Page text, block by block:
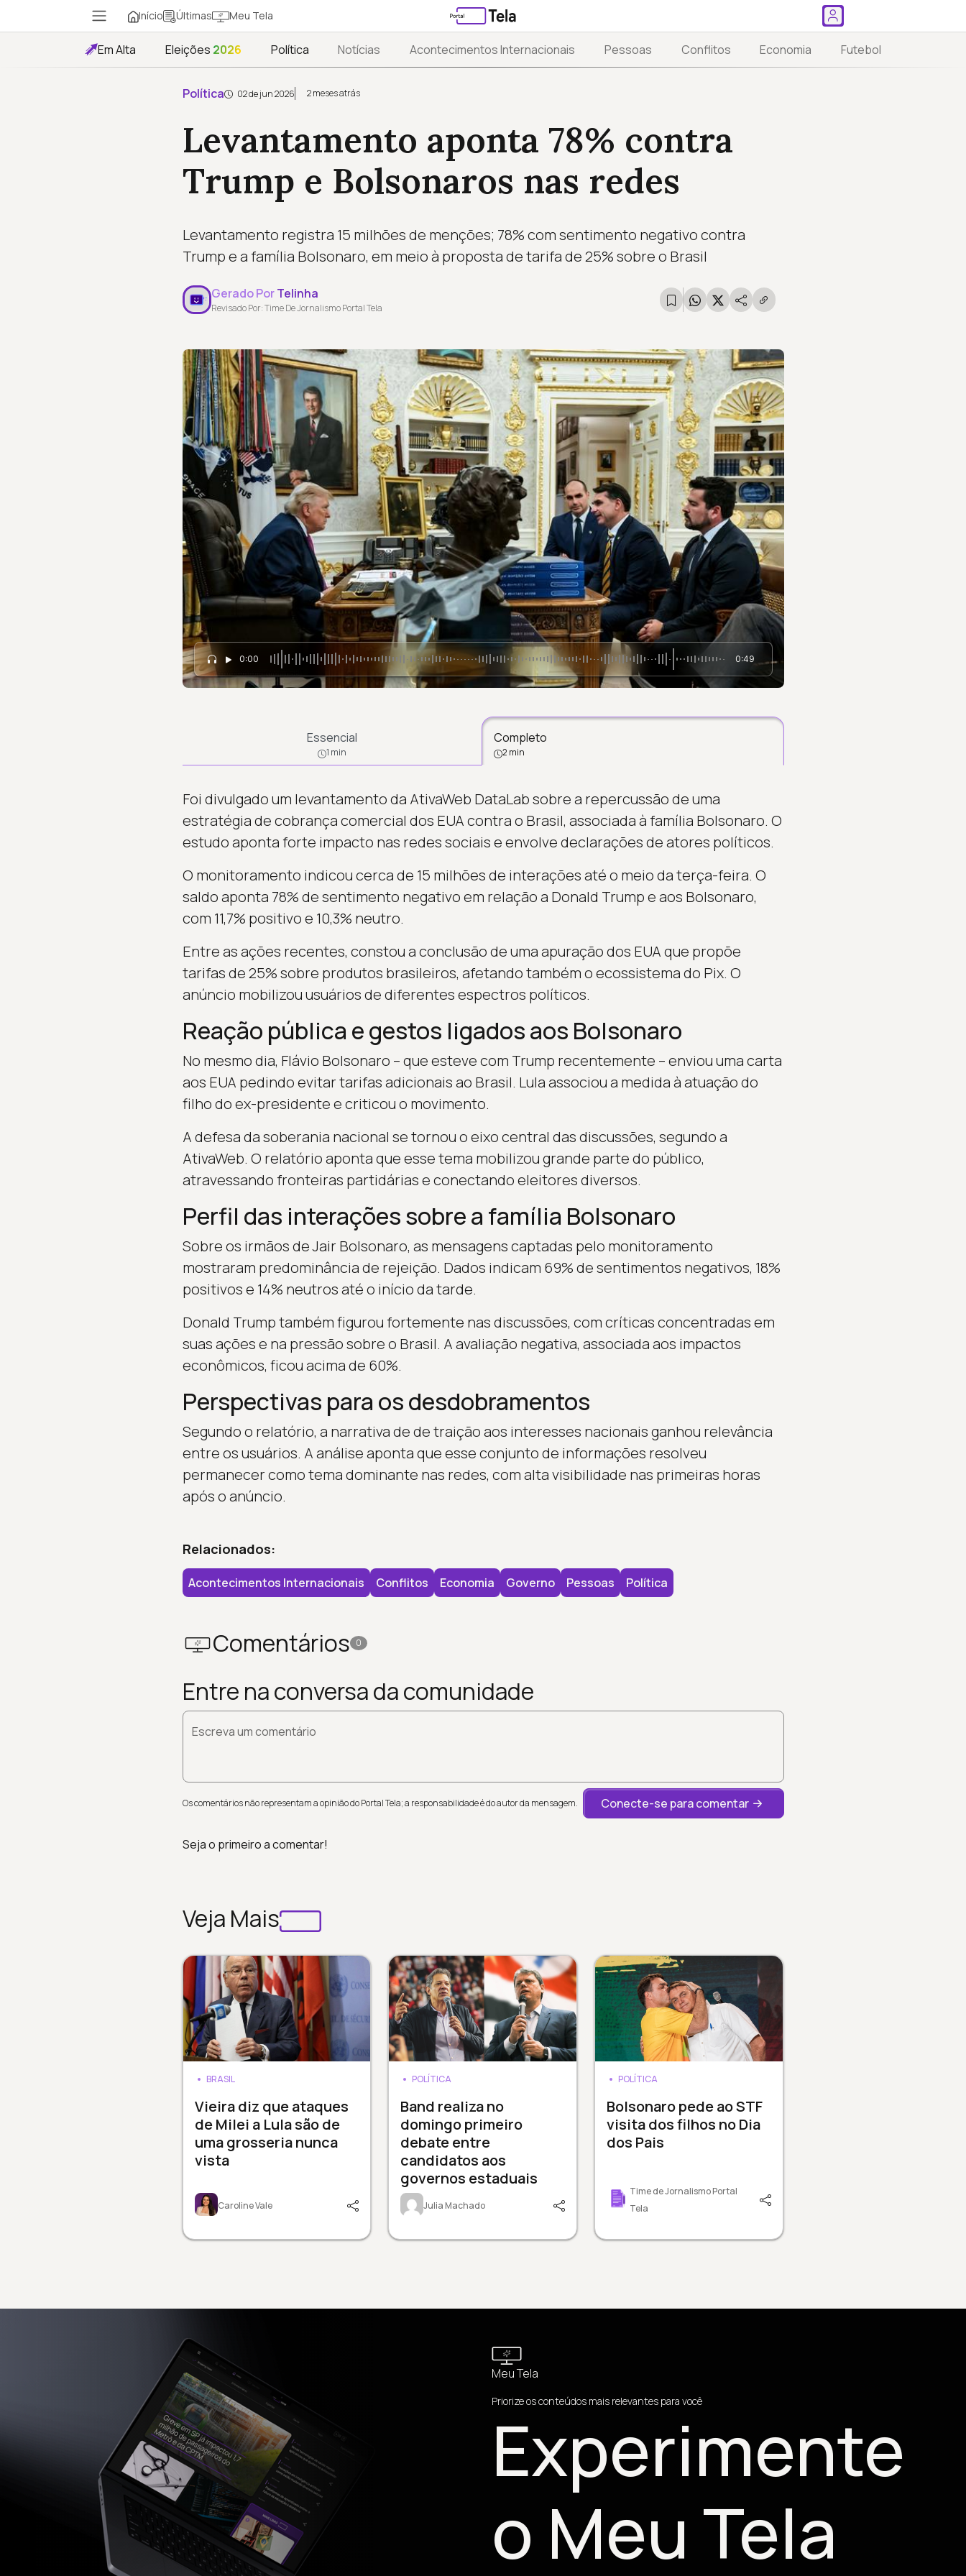
Início Últimas Meu Tela
Em Alta Eleições 2026 Política Notícias Acontecimentos Internacionais Pessoas Conflitos Economia Futebol
Política 02 de jun 2026 2 meses atrás
Levantamento aponta 78% contra
Trump e Bolsonaros nas redes
Levantamento registra 15 milhões de menções; 78% com sentimento negativo contra
Trump e a família Bolsonaro, em meio à proposta de tarifa de 25% sobre o Brasil
Gerado PorTelinha
Revisado Por: Time De Jornalismo Portal Tela
0:00 0:49
Essencial
1 min
Completo
2 min
Foi divulgado um levantamento da AtivaWeb DataLab sobre a repercussão de uma
estratégia de cobrança comercial dos EUA contra o Brasil, associada à família Bolsonaro. O
estudo aponta forte impacto nas redes sociais e envolve declarações de atores políticos.
O monitoramento indicou cerca de 15 milhões de interações até o meio da terça-feira. O
saldo aponta 78% de sentimento negativo em relação a Donald Trump e aos Bolsonaro,
com 11,7% positivo e 10,3% neutro.
Entre as ações recentes, constou a conclusão de uma apuração dos EUA que propõe
tarifas de 25% sobre produtos brasileiros, afetando também o ecossistema do Pix. O
anúncio mobilizou usuários de diferentes espectros políticos.
Reação pública e gestos ligados aos Bolsonaro
No mesmo dia, Flávio Bolsonaro – que esteve com Trump recentemente – enviou uma carta
aos EUA pedindo evitar tarifas adicionais ao Brasil. Lula associou a medida à atuação do
filho do ex-presidente e criticou o movimento.
A defesa da soberania nacional se tornou o eixo central das discussões, segundo a
AtivaWeb. O relatório aponta que esse tema mobilizou grande parte do público,
atravessando fronteiras partidárias e conectando eleitores diversos.
Perfil das interações sobre a família Bolsonaro
Sobre os irmãos de Jair Bolsonaro, as mensagens captadas pelo monitoramento
mostraram predominância de rejeição. Dados indicam 69% de sentimentos negativos, 18%
positivos e 14% neutros até o início da tarde.
Donald Trump também figurou fortemente nas discussões, com críticas concentradas em
suas ações e na pressão sobre o Brasil. A avaliação negativa, associada aos impactos
econômicos, ficou acima de 60%.
Perspectivas para os desdobramentos
Segundo o relatório, a narrativa de de traição aos interesses nacionais ganhou relevância
entre os usuários. A análise aponta que esse conjunto de informações resolveu
permanecer como tema dominante nas redes, com alta visibilidade nas primeiras horas
após o anúncio.
Relacionados:
Acontecimentos Internacionais Conflitos Economia Governo Pessoas Política
Comentários 0
Entre na conversa da comunidade
Escreva um comentário
Os comentários não representam a opinião do Portal Tela; a responsabilidade é do autor da mensagem. Conecte-se para comentar
Seja o primeiro a comentar!
Veja Mais
BRASIL
Vieira diz que ataques
de Milei a Lula são de
uma grosseria nunca
vista
Caroline Vale
POLÍTICA
Band realiza no
domingo primeiro
debate entre
candidatos aos
governos estaduais
Julia Machado
POLÍTICA
Bolsonaro pede ao STF
visita dos filhos no Dia
dos Pais
Time de Jornalismo Portal
Tela
Meu Tela
Priorize os conteúdos mais relevantes para você
Experimente
o Meu Tela